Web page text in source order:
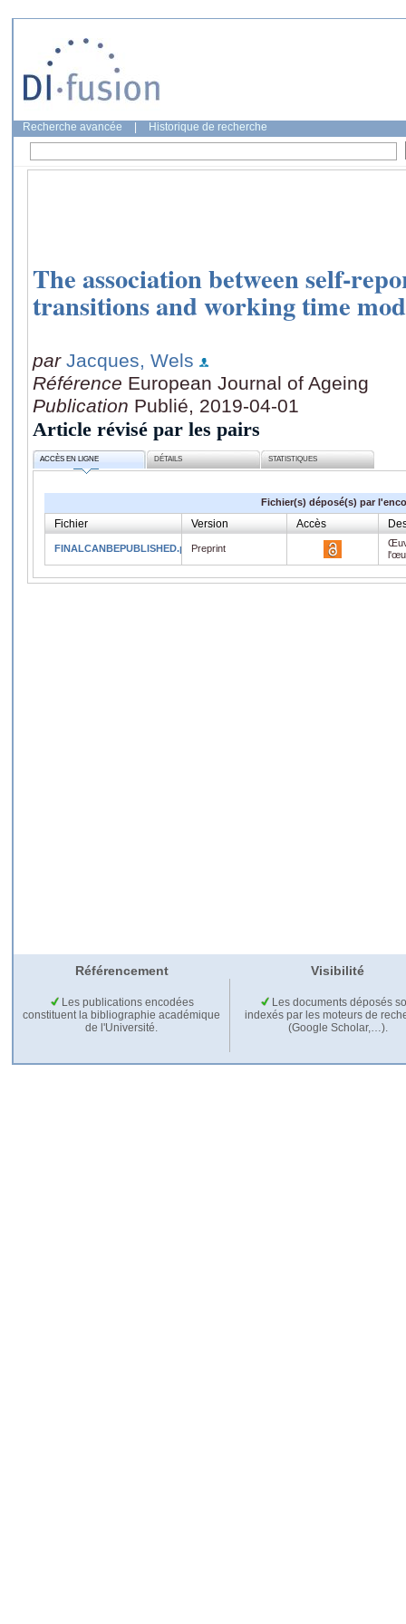
Recherche avancée Historique de recherche
The association between self-
transitions and working time
par Jacques, Wels
Référence European Journal of Ageing
Publication Publié, 2019-04-01
Article révisé par les pairs
ACCÈS EN LIGNE DÉTAILS STATISTIQUES
Fichier(s) déposé(s) par
Fichier Version Accès
FINALCANBEPUBLISHED.pdfPreprint
Référencement Visibilité
Les publications encodées
constituent la bibliographie académique
de l'Université.
Les documents déposés
indexés par les moteurs de
(Google Scholar,…).